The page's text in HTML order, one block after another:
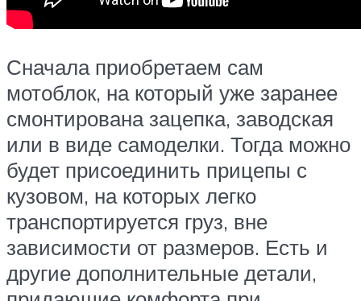
Сначала приобретаем сам
мотоблок, на который уже заранее
смонтирована зацепка, заводская
или в виде самоделки. Тогда можно
будет присоединить прицепы с
кузовом, на которых легко
транспортируется груз, вне
зависимости от размеров. Есть и
другие дополнительные детали,